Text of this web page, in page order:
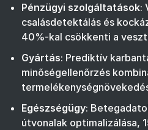
Pénzügyi szolgáltatások:
csalásdetektálás és
40%-kal csökkenti a
Gyártás: Prediktív
minőségellenőrzés
Egészségügy:
útvonalak optimalizálása,